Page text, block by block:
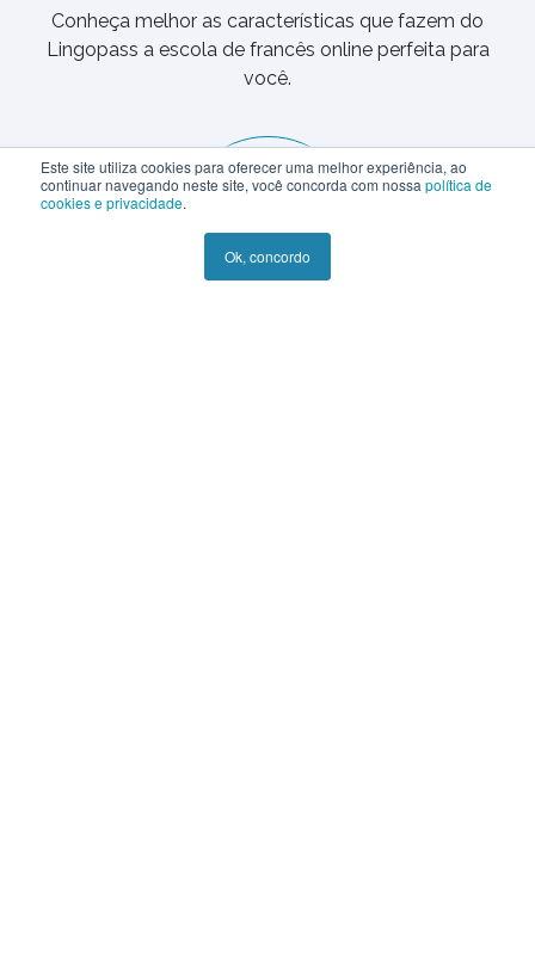
Este site utiliza cookies para oferecer uma melhor experiência, ao
continuar navegando neste site, você concorda com nossa política de
cookies e privacidade.
Ok, concordo
Conheça melhor as características que fazem do
Lingopass a escola de francês online perfeita para
você.